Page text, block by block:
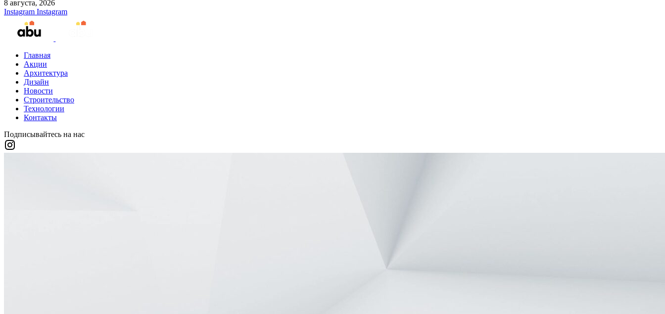
8 августа, 2026
Instagram Instagram
Главная
Акции
Архитектура
Дизайн
Новости
Строительство
Технологии
Контакты
Подписывайтесь на нас